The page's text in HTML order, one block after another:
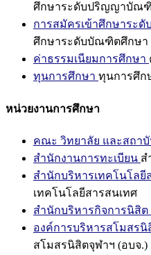
ศึกษาระดับปริญญาบัณ
การสมัครเข้าศึกษาระ
ศึกษาระดับบัณฑิตศึกษา
ค่าธรรมเนียมการศึกษา
ทุนการศึกษา ทุนการศึก
หน่วยงานการศึกษา
คณะ วิทยาลัย และสถา
สำนักงานการทะเบียน ส
สำนักบริหารเทคโนโลยี
เทคโนโลยีสารสนเทศ
สำนักบริหารกิจการนิสิต
องค์การบริหารสโมสรนิ
สโมสรนิสิตจุฬาฯ (อบจ.)